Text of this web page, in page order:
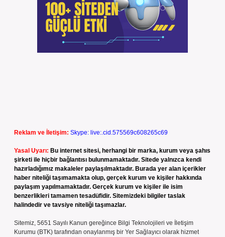
Reklam ve İletişim: Skype: live:.cid.575569c608265c69
Yasal Uyarı: Bu internet sitesi, herhangi bir marka, kurum veya şahıs
şirketi ile hiçbir bağlantısı bulunmamaktadır. Sitede yalnızca kendi
hazırladığımız makaleler paylaşılmaktadır. Burada yer alan içerikler
haber niteliği taşımamakta olup, gerçek kurum ve kişiler hakkında
paylaşım yapılmamaktadır. Gerçek kurum ve kişiler ile isim
benzerlikleri tamamen tesadüfidir. Sitemizdeki bilgiler taslak
halindedir ve tavsiye niteliği taşımazlar.
Sitemiz, 5651 Sayılı Kanun gereğince Bilgi Teknolojileri ve İletişim
Kurumu (BTK) tarafından onaylanmış bir Yer Sağlayıcı olarak hizmet